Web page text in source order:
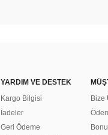
YARDIM VE DESTEK
Kargo Bilgisi
İadeler
Geri Ödeme
Bize